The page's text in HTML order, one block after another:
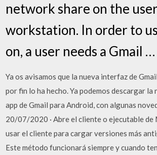
network share on the
workstation. In order to
on, a user needs a Gmail …
Ya os avisamos que la nueva interfaz de
por fin lo ha hecho. Ya podemos descargar la
app de Gmail para Android, con algunas
20/07/2020 · Abre el cliente o ejecutable de
usar el cliente para cargar versiones más
Este método funcionará siempre y cuando